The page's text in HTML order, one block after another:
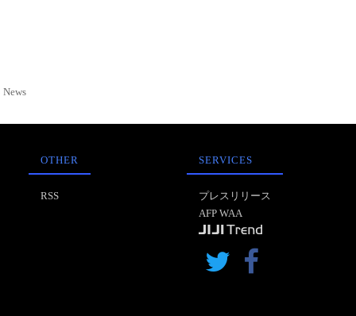
OTHER
RSS
SERVICES
プレスリリース
AFP WAA